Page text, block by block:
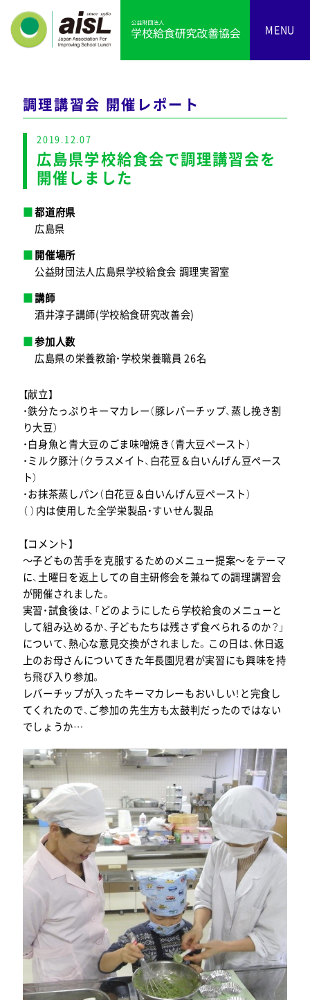
MENU
調理講習会 開催レポート
2019.12.07
広島県学校給食会で調理講習会を
開催しました
都道府県
広島県
開催場所
公益財団法人広島県学校給食会 調理実習室
講師
酒井淳子講師(学校給食研究改善会)
参加人数
広島県の栄養教諭・学校栄養職員 26名
【献立】
・鉄分たっぷりキーマカレー（豚レバーチップ、蒸し挽き割
り大豆）
・白身魚と青大豆のごま味噌焼き（青大豆ペースト）
・ミルク豚汁（クラスメイト、白花豆＆白いんげん豆ペース
ト）
・お抹茶蒸しパン（白花豆＆白いんげん豆ペースト）
（ ）内は使用した全学栄製品・すいせん製品
【コメント】
～子どもの苦手を克服するためのメニュー提案～をテーマ
に、土曜日を返上しての自主研修会を兼ねての調理講習会
が開催されました。
実習・試食後は、「どのようにしたら学校給食のメニューと
して組み込めるか、子どもたちは残さず食べられるのか？」
について、熱心な意見交換がされました。この日は、休日返
上のお母さんについてきた年長園児君が実習にも興味を持
ち飛び入り参加。
レバーチップが入ったキーマカレーもおいしい！と完食し
てくれたので、ご参加の先生方も太鼓判だったのではない
でしょうか…